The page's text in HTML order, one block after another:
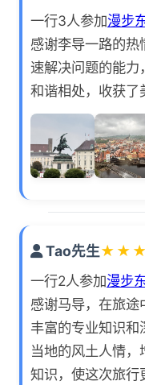
一行3人参加漫步
感谢李导一路的
速解决问题的能力
和谐相处，收获了
Tao先生★ ★ ★
一行2人参加漫步
感谢马导，在旅途
丰富的专业知识和
当地的风土人情
知识，使这次旅行